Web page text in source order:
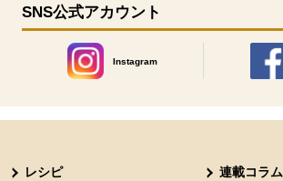
SNS公式アカウント
Instagram
別のウィンドウで開きます。
レシピ 連載コラム